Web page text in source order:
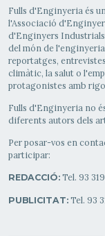
Fulls d'Enginyeria és
l'Associació
d'Enginyers
del món de
reportatges,
climàtic, la salut o
protagonistes amb
Fulls d'Enginyeria no
diferents autors dels
Per posar-vos en
participar:
REDACCIÓ:Tel. 93
PUBLICITAT:Tel. 93